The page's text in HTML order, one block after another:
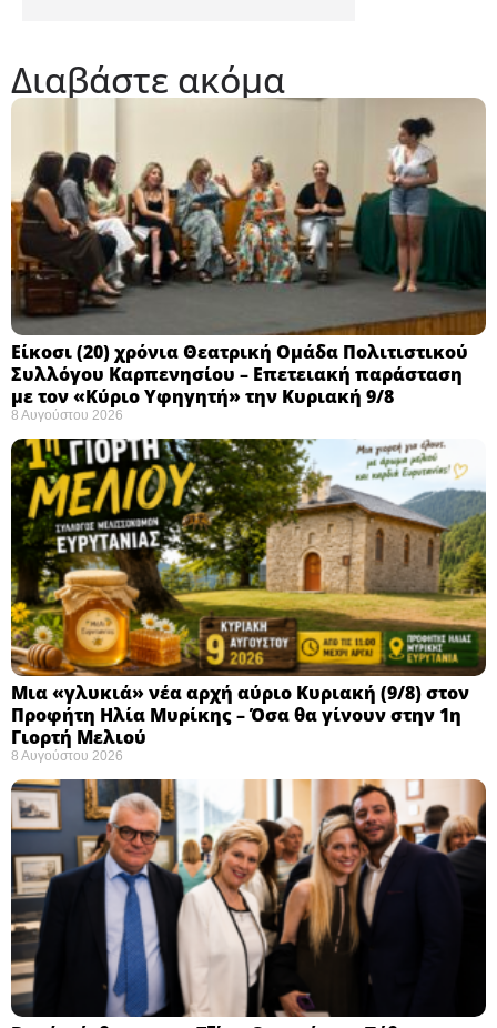
Διαβάστε ακόμα
Eίκοσι (20) χρόνια Θεατρική Ομάδα Πολιτιστικού
Συλλόγου Καρπενησίου – Επετειακή παράσταση
με τον «Κύριο Υφηγητή» την Κυριακή 9/8
8 Αυγούστου 2026
Μια «γλυκιά» νέα αρχή αύριο Κυριακή (9/8) στον
Προφήτη Ηλία Μυρίκης – Όσα θα γίνουν στην 1η
Γιορτή Μελιού
8 Αυγούστου 2026